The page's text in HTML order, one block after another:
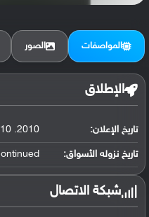
المواصفات الصور
الإطلاق
تاريخ الإعلان: 2010. Released 2010
تاريخ نزوله الأسواق:
شبكة الاتصال